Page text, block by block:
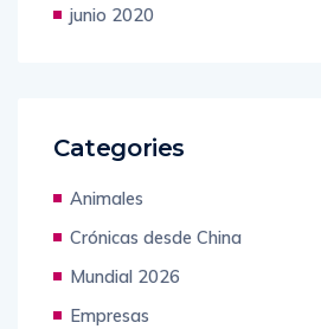
junio 2020
Categories
Animales
Crónicas desde China
Mundial 2026
Empresas